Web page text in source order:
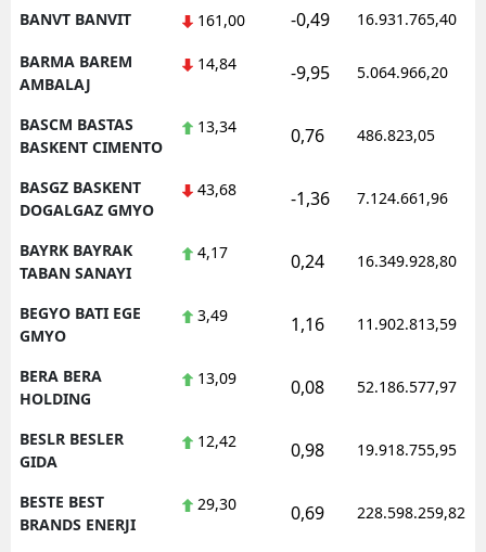
BANVT BANVIT 161,00 -0,49 16.931.765,40
BARMA BAREM
AMBALAJ
14,84 -9,95 5.064.966,20
BASCM BASTAS
BASKENT CIMENTO
13,34 0,76 486.823,05
BASGZ BASKENT
DOGALGAZ GMYO
43,68 -1,36 7.124.661,96
BAYRK BAYRAK
TABAN SANAYI
4,17 0,24 16.349.928,80
BEGYO BATI EGE
GMYO
3,49 1,16 11.902.813,59
BERA BERA
HOLDING
13,09 0,08 52.186.577,97
BESLR BESLER
GIDA
12,42 0,98 19.918.755,95
BESTE BEST
BRANDS ENERJI
29,30 0,69 228.598.259,82